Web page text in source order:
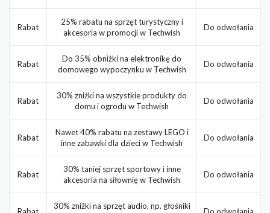
Rabat
25% rabatu na sprzęt turystyczny i
akcesoria w promocji w Techwish
Do odwołania
Rabat
Do 35% obniżki na elektronikę do
domowego wypoczynku w Techwish
Do odwołania
Rabat
30% zniżki na wszystkie produkty do
domu i ogrodu w Techwish
Do odwołania
Rabat
Nawet 40% rabatu na zestawy LEGO i
inne zabawki dla dzieci w Techwish
Do odwołania
Rabat
30% taniej sprzęt sportowy i inne
akcesoria na siłownię w Techwish
Do odwołania
30% zniżki na sprzęt audio, np. głośniki